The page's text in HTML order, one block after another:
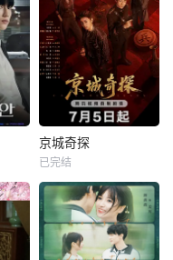
京城奇探
已完结